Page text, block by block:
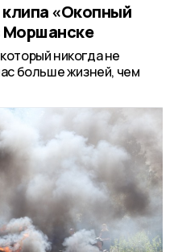
«Окопный
Моршанске
никогда не
больше жизней, чем